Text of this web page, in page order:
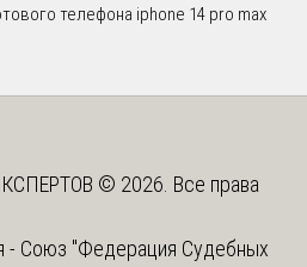
телефона iphone 14 pro max
© 2026. Все права
- Союз "Федерация Судебных